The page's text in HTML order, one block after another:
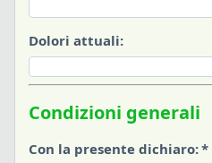
Dolori attuali:
Condizioni generali
Con la presente dichiaro:*